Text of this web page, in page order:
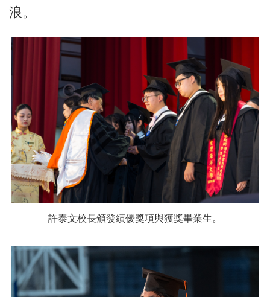
浪。
許泰文校長頒發績優獎項與獲獎畢業生。